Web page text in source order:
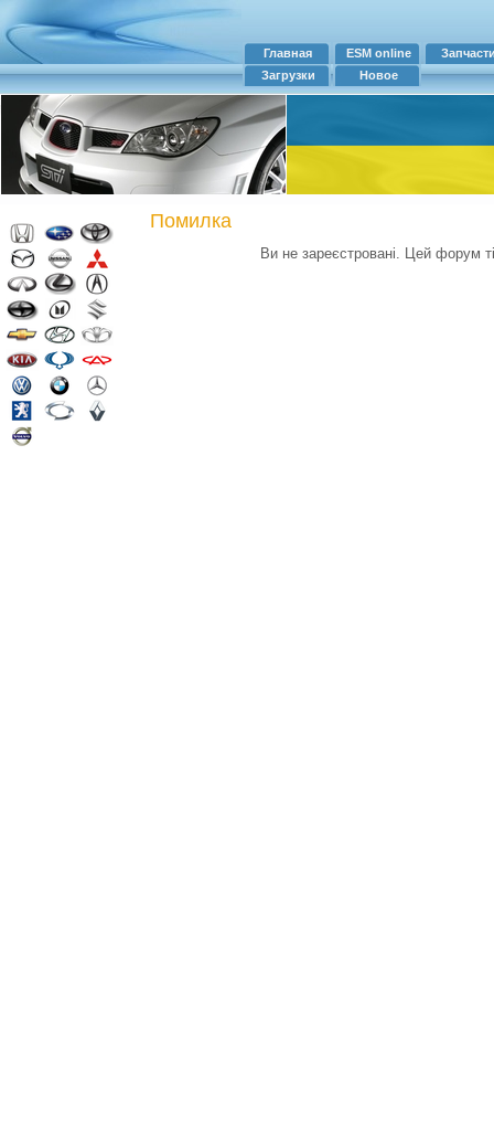
Главная ESM online
Загрузки
Новое
Помилка
Ви не зареєстровані. Цей форум